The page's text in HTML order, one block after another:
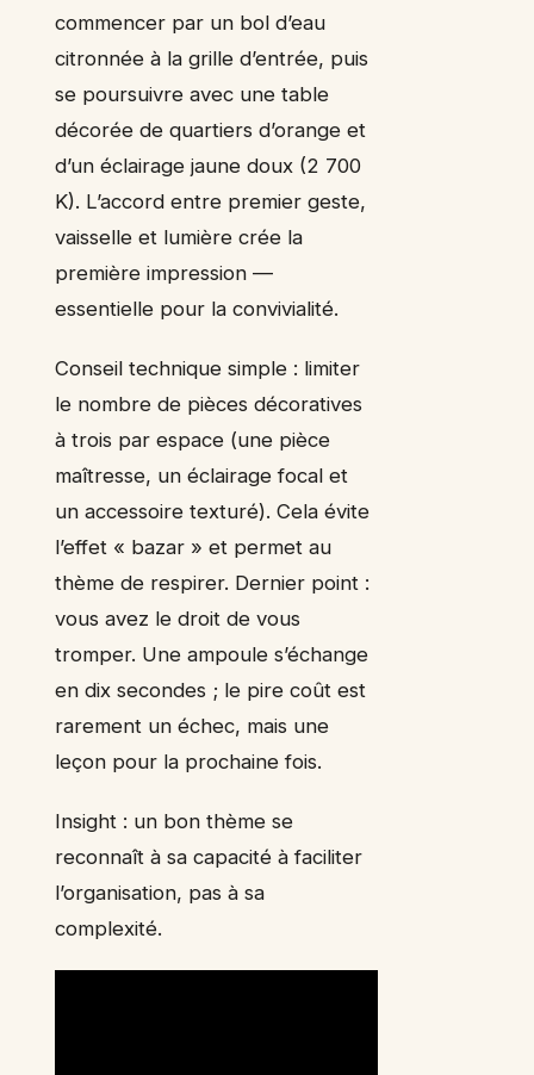
commencer par un bol d’eau
citronnée à la grille d’entrée, puis
se poursuivre avec une table
décorée de quartiers d’orange et
d’un éclairage jaune doux (2 700
K). L’accord entre premier geste,
vaisselle et lumière crée la
première impression —
essentielle pour la convivialité.
Conseil technique simple : limiter
le nombre de pièces décoratives
à trois par espace (une pièce
maîtresse, un éclairage focal et
un accessoire texturé). Cela évite
l’effet « bazar » et permet au
thème de respirer. Dernier point :
vous avez le droit de vous
tromper. Une ampoule s’échange
en dix secondes ; le pire coût est
rarement un échec, mais une
leçon pour la prochaine fois.
Insight : un bon thème se
reconnaît à sa capacité à faciliter
l’organisation, pas à sa
complexité.